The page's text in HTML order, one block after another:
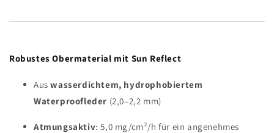
Robustes Obermaterial mit Sun Reflect
Auswasserdichtem, hydrophobiertem
Waterproofleder (2,0–2,2 mm)
Atmungsaktiv: 5,0 mg/cm²/h für ein angenehmes